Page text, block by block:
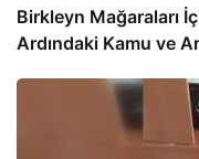
Birkleyn Mağaraları
Ardındaki Kamu ve